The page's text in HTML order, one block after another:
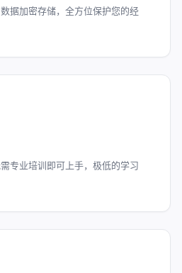
据加密存储，全方位保护您的经
专业培训即可上手，极低的学习